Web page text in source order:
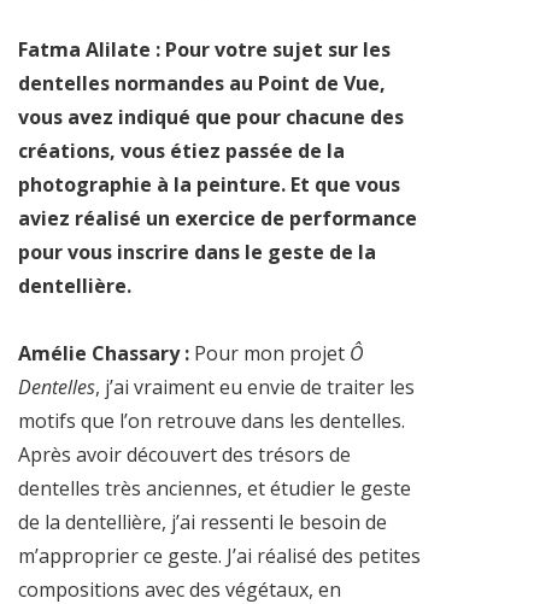
Fatma Alilate : Pour votre sujet sur les
dentelles normandes au Point de Vue,
vous avez indiqué que pour chacune des
créations, vous étiez passée de la
photographie à la peinture. Et que vous
aviez réalisé un exercice de performance
pour vous inscrire dans le geste de la
dentellière.
Amélie Chassary : Pour mon projet Ô
Dentelles, j’ai vraiment eu envie de traiter les
motifs que l’on retrouve dans les dentelles.
Après avoir découvert des trésors de
dentelles très anciennes, et étudier le geste
de la dentellière, j’ai ressenti le besoin de
m’approprier ce geste. J’ai réalisé des petites
compositions avec des végétaux, en